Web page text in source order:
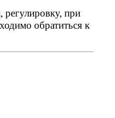
при
обратиться к